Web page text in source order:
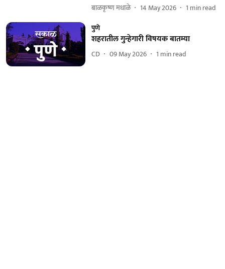
बाळकृष्ण मधाळे 14 May 2026 1 min read
पुणे
शहरातील गुन्हेगारी विषयक बातम्या
CD 09 May 2026 1 min read